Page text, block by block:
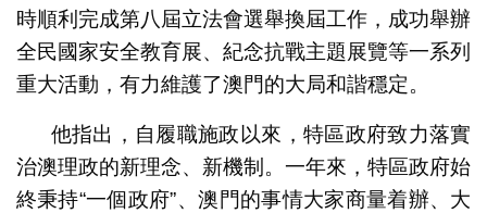
時順利完成第八屆立法會選舉換屆工作，成功舉辦
全民國家安全教育展、紀念抗戰主題展覽等一系列
重大活動，有力維護了澳門的大局和諧穩定。
他指出，自履職施政以來，特區政府致力落實
治澳理政的新理念、新機制。一年來，特區政府始
終秉持“一個政府”、澳門的事情大家商量着辦、大